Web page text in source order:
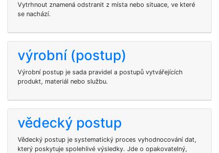
Vytrhnout znamená odstranit z místa nebo situace, ve které
se nachází.
výrobní (postup)
Výrobní postup je sada pravidel a postupů vytvářejících
produkt, materiál nebo službu.
vědecký postup
Vědecký postup je systematický proces vyhodnocování dat,
který poskytuje spolehlivé výsledky. Jde o opakovatelný,